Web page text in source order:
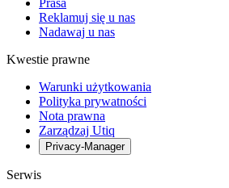
Prasa
Reklamuj się u nas
Nadawaj u nas
Kwestie prawne
Warunki użytkowania
Polityka prywatności
Nota prawna
Zarządzaj Utiq
Privacy-Manager
Serwis